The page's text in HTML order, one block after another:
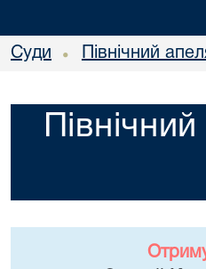
Суди • Північний